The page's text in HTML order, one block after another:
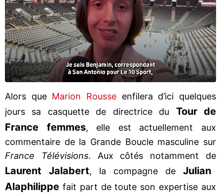
Alors que Marion Rousse enfilera d’ici quelques
jours sa casquette de directrice du Tour de
France femmes, elle est actuellement aux
commentaire de la Grande Boucle masculine sur
France Télévisions. Aux côtés notamment de
Laurent Jalabert, la compagne de Julian
Alaphilippe fait part de toute son expertise aux